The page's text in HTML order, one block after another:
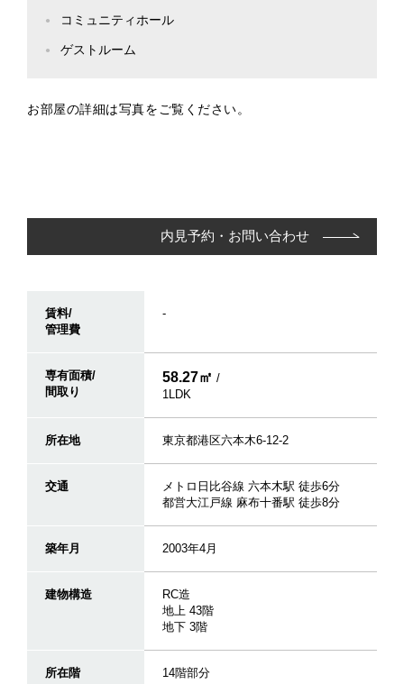
コミュニティホール
ゲストルーム
お部屋の詳細は写真をご覧ください。
内見予約・お問い合わせ
賃料/
管理費
-
専有面積/
間取り
58.27㎡ /
1LDK
所在地 東京都港区六本木6-12-2
交通
メトロ日比谷線 六本木駅 徒歩6分
都営大江戸線 麻布十番駅 徒歩8分
築年月 2003年4月
建物構造
RC造
地上 43階
地下 3階
所在階 14階部分